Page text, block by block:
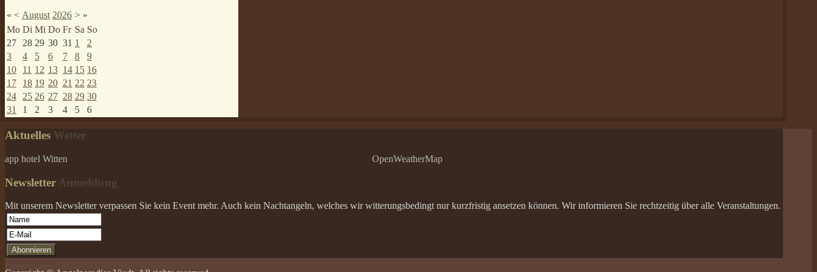
« < August 2026 > »
Mo Di Mi Do Fr Sa So
27 28 29 30 31 1
2
3
4 5 6 7 8
9
10
11 12 13 14 15 16
17
18 19 20 21 22 23
24 25 26 27 28 29 30
31
1 2 3 4 5 6
Aktuelles Wetter
app hotel Witten OpenWeatherMap
Newsletter Anmeldung
Mit unserem Newsletter verpassen Sie kein Event mehr. Auch kein Nachtangeln, welches wir witterungsbedingt nur kurzfristig ansetzen können. Wir informieren Sie rechtzeitig über alle Veranstaltungen.